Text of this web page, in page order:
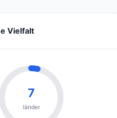
Vielfalt
7
länder